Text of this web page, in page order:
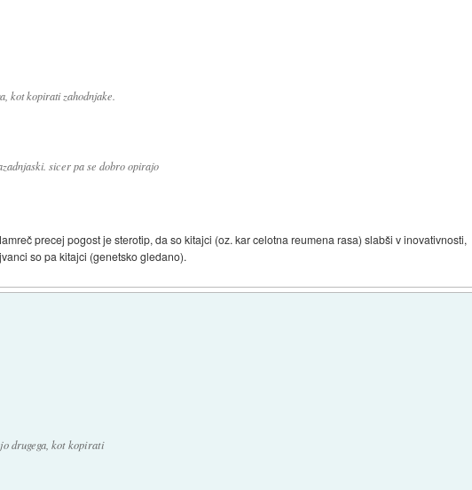
kot kopirati zahodnjake.
sicer pa se dobro opirajo
precej pogost je sterotip, da so kitajci (oz. kar celotna reumena rasa) slabši v inovativnosti,
so pa kitajci (genetsko gledano).
drugega, kot kopirati